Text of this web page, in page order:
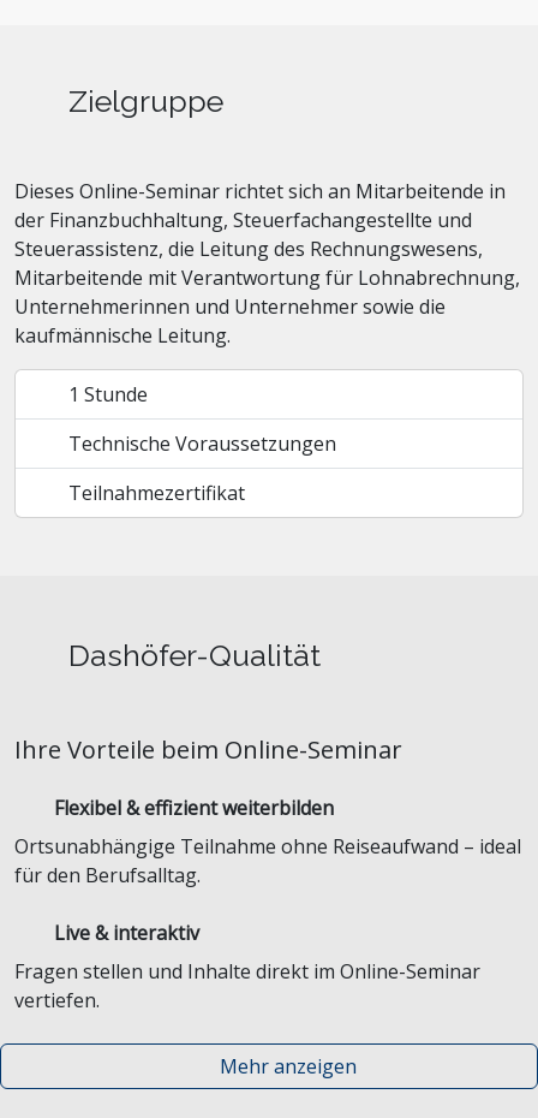
Zielgruppe
Dieses Online-Seminar richtet sich an Mitarbeitende in
der Finanzbuchhaltung, Steuerfachangestellte und
Steuerassistenz, die Leitung des Rechnungswesens,
Mitarbeitende mit Verantwortung für Lohnabrechnung,
Unternehmerinnen und Unternehmer sowie die
kaufmännische Leitung.
1 Stunde
Technische Voraussetzungen
Teilnahmezertifikat
Dashöfer-Qualität
Ihre Vorteile beim Online-Seminar
Flexibel & effizient weiterbilden
Ortsunabhängige Teilnahme ohne Reiseaufwand – ideal
für den Berufsalltag.
Live & interaktiv
Fragen stellen und Inhalte direkt im Online-Seminar
vertiefen.
Mehr anzeigen